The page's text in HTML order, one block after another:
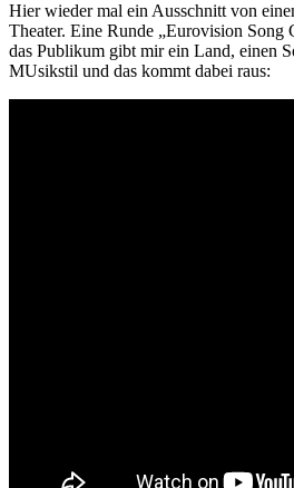
Hier wieder mal ein Ausschnitt von
Theater. Eine Runde „Eurovision Song
das Publikum gibt mir ein Land, einen
MUsikstil und das kommt dabei raus: